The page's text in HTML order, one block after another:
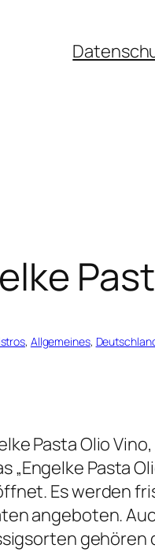
, Allgemeines,
Pasta Olio
„Engelke Pasta
Es werden
angeboten.